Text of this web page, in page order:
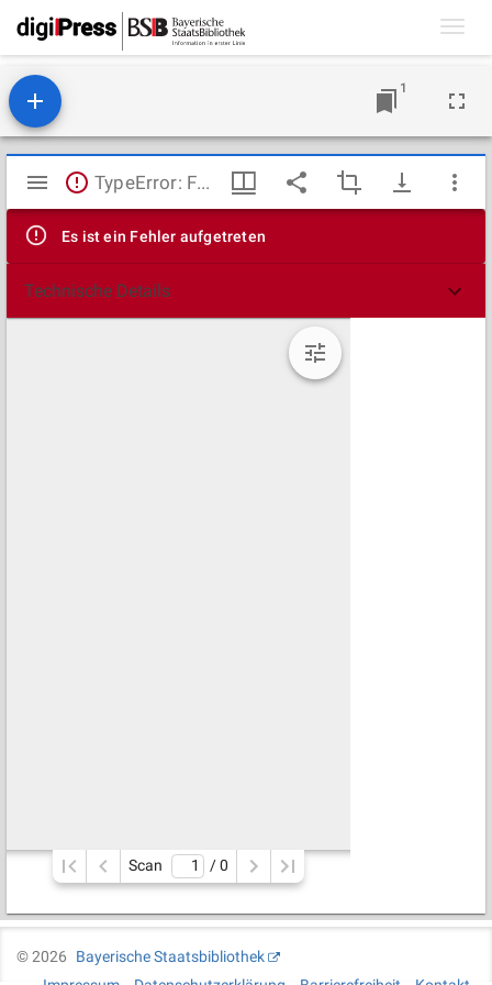
1
Mirador
Viewer
TypeError: Failed to fetch
Es ist ein Fehler aufgetreten
Technische Details
Scan / 0
©2026
Bayerische Staatsbibliothek